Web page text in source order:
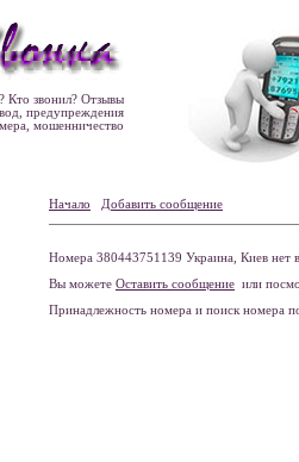
Кто звонил? Отзывы
предупреждения
мошенничество
Начало Добавить сообщение
Номера 380443751139 Украина, Киев нет в
Вы можете Оставить сообщение или
Принадлежность номера и поиск номера